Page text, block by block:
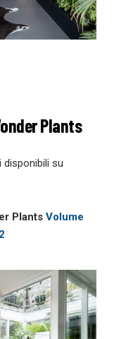
Plants
disponibili su
Plants Volume